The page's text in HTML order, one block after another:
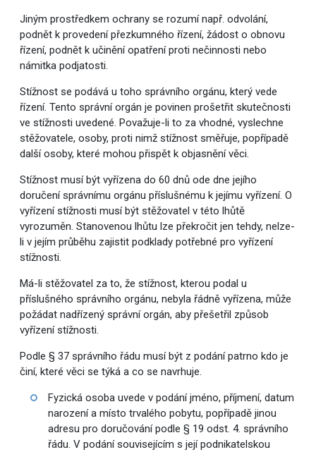
Jiným prostředkem ochrany se rozumí např. odvolání,
podnět k provedení přezkumného řízení, žádost o obnovu
řízení, podnět k učinění opatření proti nečinnosti nebo
námitka podjatosti.
Stížnost se podává u toho správního orgánu, který vede
řízení. Tento správní orgán je povinen prošetřit skutečnosti
ve stížnosti uvedené. Považuje-li to za vhodné, vyslechne
stěžovatele, osoby, proti nimž stížnost směřuje, popřípadě
další osoby, které mohou přispět k objasnění věci.
Stížnost musí být vyřízena do 60 dnů ode dne jejího
doručení správnímu orgánu příslušnému k jejímu vyřízení. O
vyřízení stížnosti musí být stěžovatel v této lhůtě
vyrozuměn. Stanovenou lhůtu lze překročit jen tehdy, nelze-
li v jejím průběhu zajistit podklady potřebné pro vyřízení
stížnosti.
Má-li stěžovatel za to, že stížnost, kterou podal u
příslušného správního orgánu, nebyla řádně vyřízena, může
požádat nadřízený správní orgán, aby přešetřil způsob
vyřízení stížnosti.
Podle § 37 správního řádu musí být z podání patrno kdo je
činí, které věci se týká a co se navrhuje.
Fyzická osoba uvede v podání jméno, příjmení, datum
narození a místo trvalého pobytu, popřípadě jinou
adresu pro doručování podle § 19 odst. 4. správního
řádu. V podání souvisejícím s její podnikatelskou